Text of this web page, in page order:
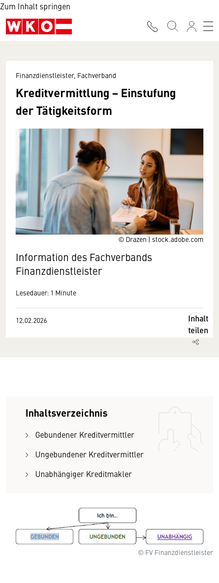
Zum Inhalt springen
© Drazen | stock.adobe.com
Finanzdienstleister, Fachverband
Kreditvermittlung – Einstufung
der Tätigkeitsform
Information des Fachverbands
Finanzdienstleister
Lesedauer: 1 Minute
12.02.2026
Inhalt
teilen
Inhaltsverzeichnis
Gebundener Kreditvermittler
Ungebundener Kreditvermittler
Unabhängiger Kreditmakler
© FV Finanzdienstleister